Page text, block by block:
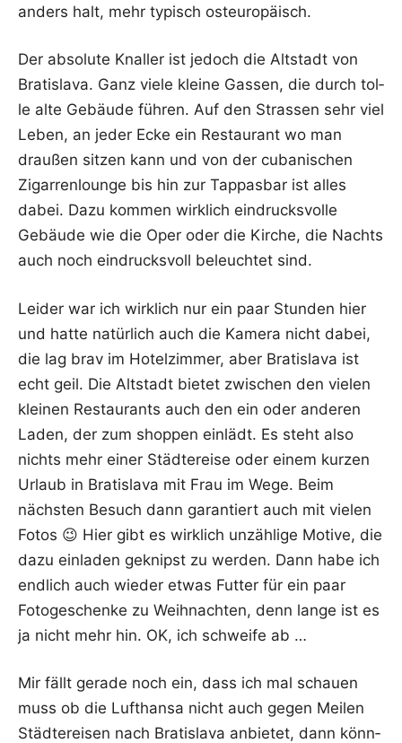
anders halt, mehr typisch osteuropäisch.
Der abso­lu­te Knal­ler ist jedoch die Alt­stadt von
Bra­tis­la­va. Ganz vie­le klei­ne Gas­sen, die durch tol­
le alte Gebäu­de füh­ren. Auf den Stras­sen sehr viel
Leben, an jeder Ecke ein Restau­rant wo man
drau­ßen sit­zen kann und von der cuba­ni­schen
Zigar­ren­lounge bis hin zur Tap­pas­bar ist alles
dabei. Dazu kom­men wirk­lich ein­drucks­vol­le
Gebäu­de wie die Oper oder die Kir­che, die Nachts
auch noch ein­drucks­voll beleuch­tet sind.
Lei­der war ich wirk­lich nur ein paar Stun­den hier
und hat­te natür­lich auch die Kame­ra nicht dabei,
die lag brav im Hotel­zim­mer, aber Bra­tis­la­va ist
echt geil. Die Alt­stadt bie­tet zwi­schen den vie­len
klei­nen Restau­rants auch den ein oder ande­ren
Laden, der zum shop­pen ein­lädt. Es steht also
nichts mehr einer Städ­te­rei­se oder einem kur­zen
Urlaub in Bra­tis­la­va mit Frau im Wege. Beim
nächs­ten Besuch dann garan­tiert auch mit vie­len
Fotos 😉 Hier gibt es wirk­lich unzäh­li­ge Moti­ve, die
dazu ein­la­den geknipst zu wer­den. Dann habe ich
end­lich auch wie­der etwas Fut­ter für ein paar
Foto­ge­schen­ke zu Weih­nach­ten, denn lan­ge ist es
ja nicht mehr hin. OK, ich schwei­fe ab …
Mir fällt gera­de noch ein, dass ich mal schau­en
muss ob die Luft­han­sa nicht auch gegen Mei­len
Städ­te­rei­sen nach Bra­tis­la­va anbie­tet, dann könn­